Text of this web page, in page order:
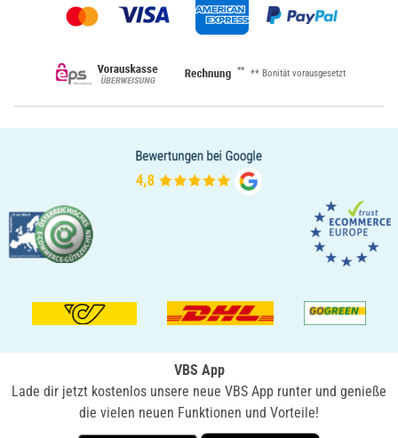
** ** Bonität vorausgesetzt
VBS App
Lade dir jetzt kostenlos unsere neue VBS App runter und genieße
die vielen neuen Funktionen und Vorteile!